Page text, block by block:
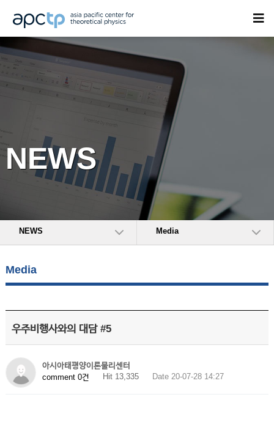
NEWS
NEWS Media
Media
우주비행사와의 대담 #5
아시아태평양이론물리센터
comment 0건
Hit 13,335 Date 20-07-28 14:27